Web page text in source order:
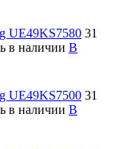
UE49KS7580 31
в наличии В
UE49KS7500 31
в наличии В